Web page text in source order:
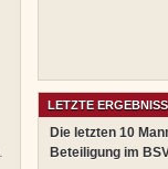
LETZTE
Die letzten 10
Beteiligung im